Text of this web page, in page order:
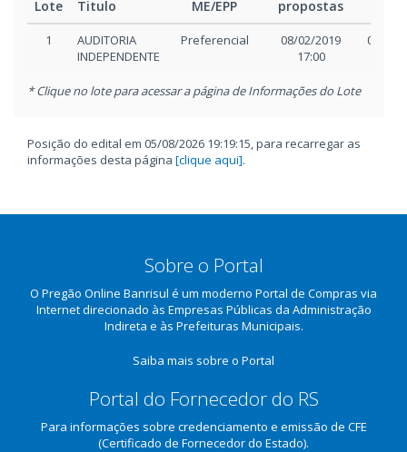
recebimento
para mesma
abertura
CARDOZO
Motivo:
05/02/2019
Reagendamento
BARBARA
Lotes foram
05/02/2019
Suspensão do
edital
ANGELA
MACIEL DOS
AGUARDA
Lote Titulo
ME/EPP
propostas
1
AUDITORIA
INDEPENDENTE
Preferencial
08/02/2019
17:00
08/02/
* Clique no lote para acessar a página de Informações do Lote
Posição do edital em 05/08/2026 19:19:15, para recarregar as
informações desta página [clique aqui].
Sobre o Portal
O Pregão Online Banrisul é um moderno Portal de Compras via
Internet direcionado às Empresas Públicas da Administração
Indireta e às Prefeituras Municipais.
Saiba mais sobre o Portal
Portal do Fornecedor do RS
Para informações sobre credenciamento e emissão de CFE
(Certificado de Fornecedor do Estado).